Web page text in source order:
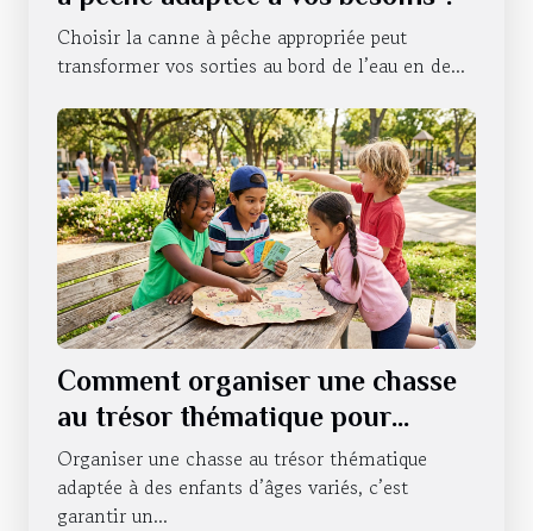
Choisir la canne à pêche appropriée peut
transformer vos sorties au bord de l’eau en de...
Comment organiser une chasse
au trésor thématique pour
enfants de différents âges ?
Organiser une chasse au trésor thématique
adaptée à des enfants d’âges variés, c’est
garantir un...